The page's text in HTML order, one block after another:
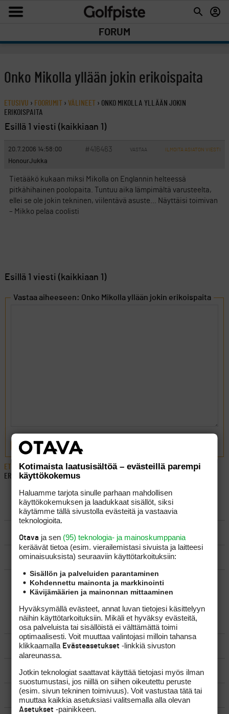
FORUM
Onko Mikolla yllään jokin erikoispaita
ETUSIVU › FOORUMIT › VÄLINEET › ONKO MIKOLLA YLLÄÄN JOKIN
ERIKOISPAITA
Esillä 1 viesti (kaikkiaan 1)
20.7.2006 14:58:00 #416463 VASTAA ILMOITA ASIATON VIESTI
HonourJukka
Tietääkö kukaan miksi Mikolla on Englannin helteessä
pitkähihainen poolopaita. Tuntuu aika lämpimältä varusteelta,
ellei se ole jokin tekninen, viilentävä asuste… Näyttäisi toimivan
– Mikko pelaa coolisti
Esillä 1 viesti (kaikkiaan 1)
Vastaa aiheeseen: Onko Mikolla yllään jokin erikoispaita
LÄHETÄ
ETUSIVU›FOORUMIT VÄLINEET›ONKO MIKOLLA YLLÄÄN JOKIN
ERIKOISPAITA
LUO AIHE
SÄÄNNÖT
OHJEET
UUSIMMAT VIESTIKETJUT
YLEISTÄ
VÄLINEET
MATKAILU
KILPAGOLF & HARJOITTELU
Kotimaista laatusisältöä – evästeillä parempi
käyttökokemus
Haluamme tarjota sinulle parhaan mahdollisen
käyttökokemuksen ja laadukkaat sisällöt, siksi
käytämme tällä sivustolla evästeitä ja vastaavia
teknologioita.
Otava ja sen (95) teknologia- ja mainoskumppania
keräävät tietoa (esim. vierailemis­tasi sivuista ja laitteesi
ominaisuuk­sista) seuraaviin käyttötarkoituksiin:
Sisällön ja palveluiden parantaminen
Kohdennettu mainonta ja markkinointi
Kävijämäärien ja mainonnan mittaaminen
Hyväksymällä evästeet, annat luvan tietojesi käsittelyyn
näihin käyttötarkoituksiin. Mikäli et hyväksy evästeitä,
osa palveluista tai sisällöistä ei välttämättä toimi
optimaalisesti. Voit muuttaa valintojasi milloin tahansa
klikkaamalla Evästeasetukset -linkkiä sivuston
alareunassa.
Jotkin teknologiat saattavat käyttää tietojasi myös ilman
suostumustasi, jos niillä on siihen oikeutettu peruste
(esim. sivun tekninen toimivuus). Voit vastustaa tätä tai
muuttaa kaikkia asetuksiasi valitsemalla alla olevan
Asetukset -painikkeen.